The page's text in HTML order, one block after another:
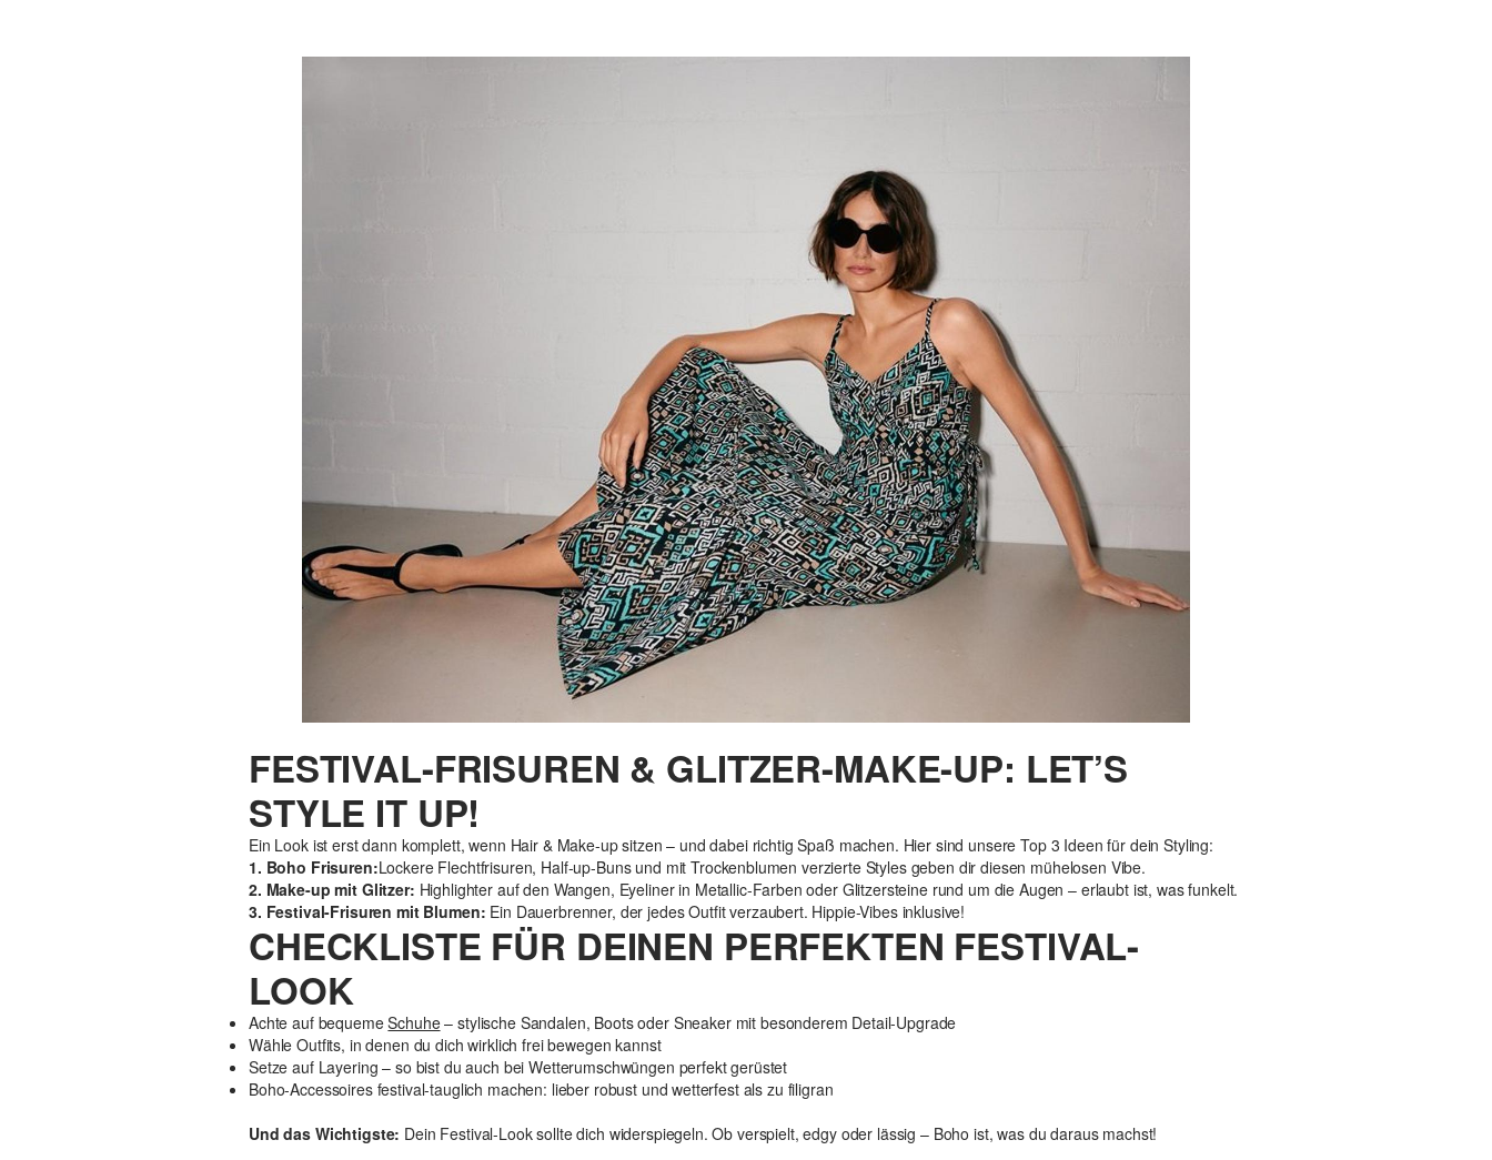
FESTIVAL-FRISUREN & GLITZER-MAKE-UP: LET’S
STYLE IT UP!
Ein Look ist erst dann komplett, wenn Hair & Make-up sitzen – und dabei richtig Spaß machen. Hier sind unsere Top 3 Ideen für dein Styling:
1. Boho Frisuren:Lockere Flechtfrisuren, Half-up-Buns und mit Trockenblumen verzierte Styles geben dir diesen mühelosen Vibe.
2. Make-up mit Glitzer: Highlighter auf den Wangen, Eyeliner in Metallic-Farben oder Glitzersteine rund um die Augen – erlaubt ist, was funkelt.
3. Festival-Frisuren mit Blumen: Ein Dauerbrenner, der jedes Outfit verzaubert. Hippie-Vibes inklusive!
CHECKLISTE FÜR DEINEN PERFEKTEN FESTIVAL-
LOOK
Achte auf bequemeSchuhe– stylische Sandalen, Boots oder Sneaker mit besonderem Detail-Upgrade
Wähle Outfits, in denen du dich wirklich frei bewegen kannst
Setze auf Layering – so bist du auch bei Wetterumschwüngen perfekt gerüstet
Boho-Accessoires festival-tauglich machen: lieber robust und wetterfest als zu filigran
Und das Wichtigste: Dein Festival-Look sollte dich widerspiegeln. Ob verspielt, edgy oder lässig – Boho ist, was du daraus machst!